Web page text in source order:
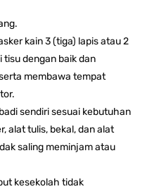
kain 3 (tiga) lapis atau 2
tisu dengan baik dan
membawa tempat
sendiri sesuai kebutuhan
alat tulis, bekal, dan alat
saling meminjam atau
kesekolah tidak